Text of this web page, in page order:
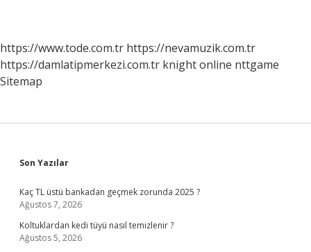
https://www.tode.com.tr https://nevamuzik.com.tr
https://damlatipmerkezi.com.tr knight online nttgame
Sitemap
Sidebar
Son Yazılar
Kaç TL üstü bankadan geçmek zorunda 2025 ?
Ağustos 7, 2026
Koltuklardan kedi tüyü nasıl temizlenir ?
Ağustos 5, 2026